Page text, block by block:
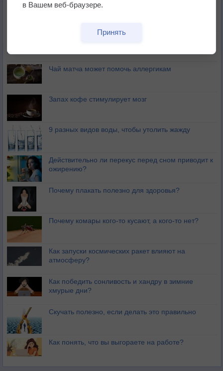
Почему северный загар цветом отличается от
Букет сирени вреден для здоровья
Чай матча может помочь аллергикам
Запах кофе стимулирует мозг
9 разных видов воды, чтобы утолить жажду
Действительно ли перекус перед сном приводит к
ожирению?
Почему плакать полезно для здоровья?
Почему комары кого-то кусают, а кого-то нет?
Как запуски космических ракет влияют на
атмосферу?
Как победить сонливость и хандру в зимние
хмурые дни?
Скучать полезно, если делать это правильно
Как понять, что вы выгораете на работе?
в Вашем веб-браузере.
Принять